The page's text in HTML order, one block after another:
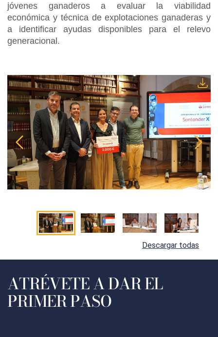
jóvenes ganaderos a evaluar la viabilidad
económica y técnica de explotaciones ganaderas y
a identificar ayudas disponibles para el relevo
generacional.
Descargar todas
ATRÉVETE A DAR EL
PRIMER PASO